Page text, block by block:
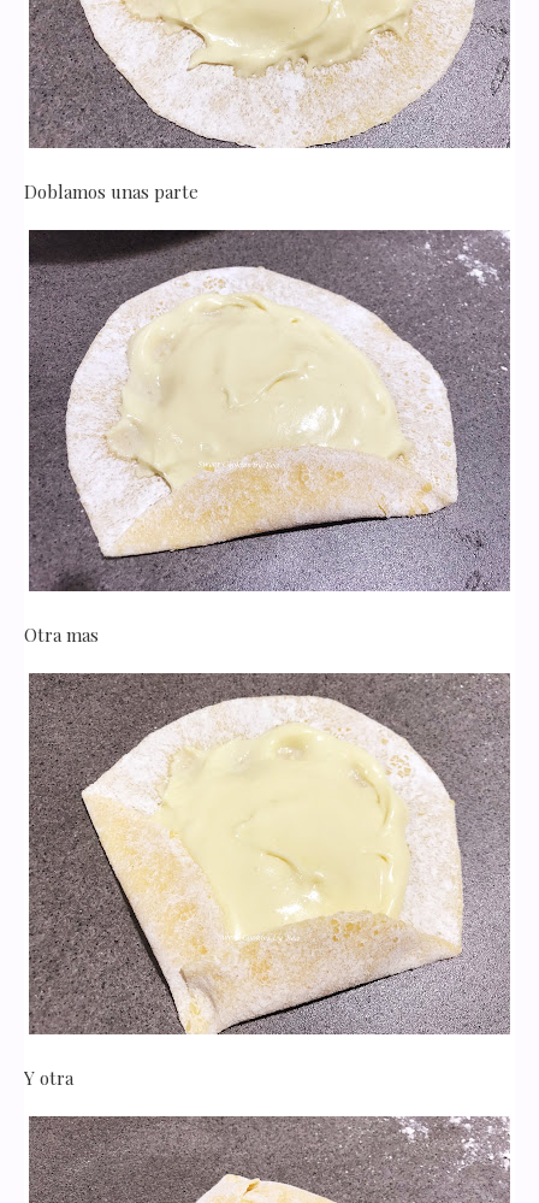
Doblamos unas parte
Otra mas
Y otra